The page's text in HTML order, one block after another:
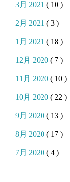
3月 2021( 10 )
2月 2021( 3 )
1月 2021( 18 )
12月 2020( 7 )
11月 2020( 10 )
10月 2020( 22 )
9月 2020( 13 )
8月 2020( 17 )
7月 2020( 4 )